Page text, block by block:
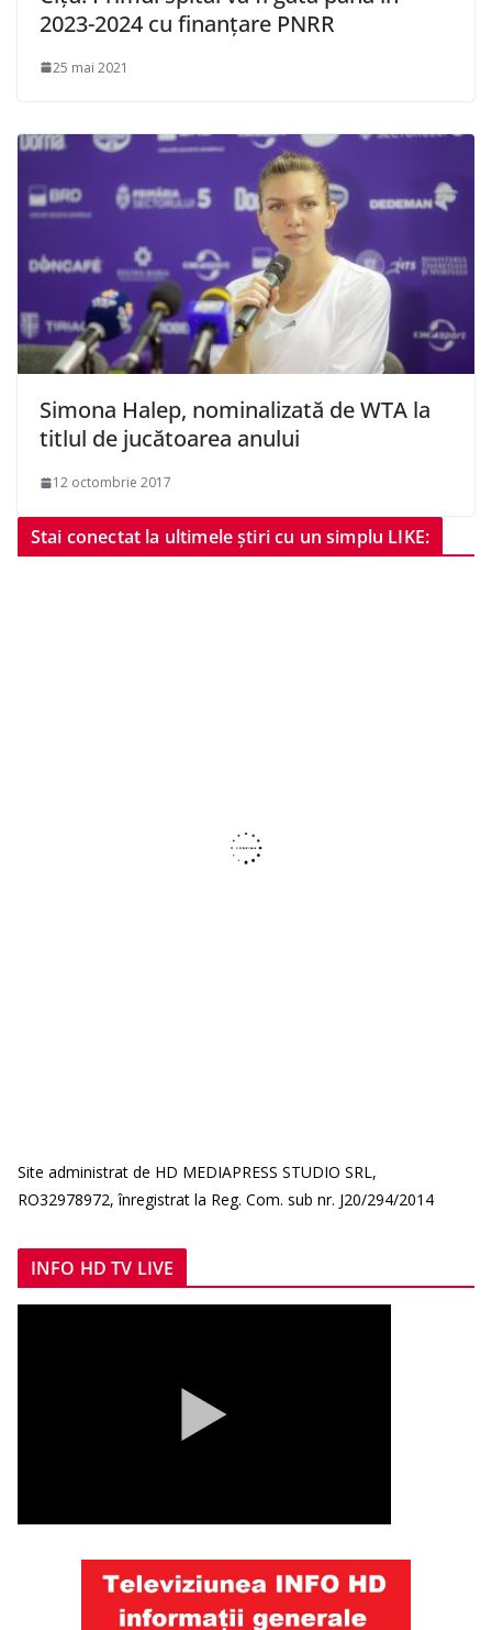
2023-2024 cu finanţare PNRR
25 mai 2021
Simona Halep, nominalizată de WTA la
titlul de jucătoarea anului
12 octombrie 2017
Stai conectat la ultimele știri cu un simplu LIKE:
Site administrat de HD MEDIAPRESS STUDIO SRL,
RO32978972, înregistrat la Reg. Com. sub nr. J20/294/2014
INFO HD TV LIVE